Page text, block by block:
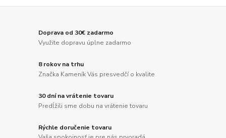
Doprava od 30€ zadarmo
Využite dopravu úplne zadarmo
8 rokov na trhu
Značka Kameník Vás presvedčí o kvalite
30 dní na vrátenie tovaru
Predĺžili sme dobu na vrátenie tovaru
Rýchle doručenie tovaru